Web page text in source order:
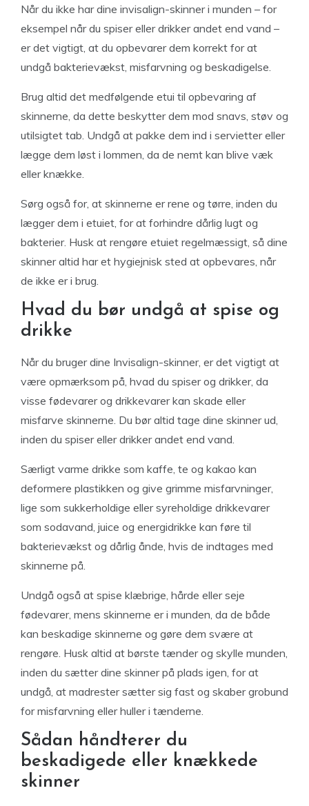
Når du ikke har dine invisalign-skinner i munden – for
eksempel når du spiser eller drikker andet end vand –
er det vigtigt, at du opbevarer dem korrekt for at
undgå bakterievækst, misfarvning og beskadigelse.
Brug altid det medfølgende etui til opbevaring af
skinnerne, da dette beskytter dem mod snavs, støv og
utilsigtet tab. Undgå at pakke dem ind i servietter eller
lægge dem løst i lommen, da de nemt kan blive væk
eller knække.
Sørg også for, at skinnerne er rene og tørre, inden du
lægger dem i etuiet, for at forhindre dårlig lugt og
bakterier. Husk at rengøre etuiet regelmæssigt, så dine
skinner altid har et hygiejnisk sted at opbevares, når
de ikke er i brug.
Hvad du bør undgå at spise og
drikke
Når du bruger dine Invisalign-skinner, er det vigtigt at
være opmærksom på, hvad du spiser og drikker, da
visse fødevarer og drikkevarer kan skade eller
misfarve skinnerne. Du bør altid tage dine skinner ud,
inden du spiser eller drikker andet end vand.
Særligt varme drikke som kaffe, te og kakao kan
deformere plastikken og give grimme misfarvninger,
lige som sukkerholdige eller syreholdige drikkevarer
som sodavand, juice og energidrikke kan føre til
bakterievækst og dårlig ånde, hvis de indtages med
skinnerne på.
Undgå også at spise klæbrige, hårde eller seje
fødevarer, mens skinnerne er i munden, da de både
kan beskadige skinnerne og gøre dem svære at
rengøre. Husk altid at børste tænder og skylle munden,
inden du sætter dine skinner på plads igen, for at
undgå, at madrester sætter sig fast og skaber grobund
for misfarvning eller huller i tænderne.
Sådan håndterer du
beskadigede eller knækkede
skinner